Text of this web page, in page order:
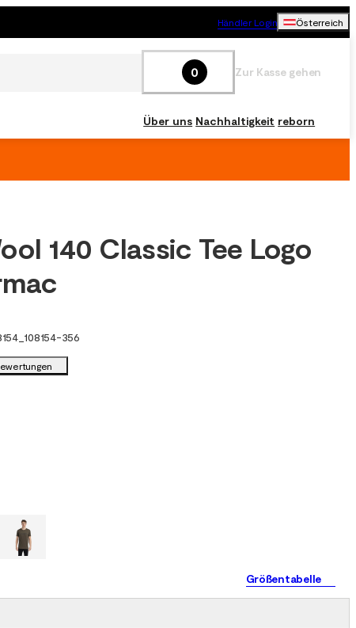
Händler Login Österreich
0 Zur Kasse gehen
Über uns Nachhaltigkeit reborn
140 Classic Tee Logo
_ 108154-356
Größentabelle